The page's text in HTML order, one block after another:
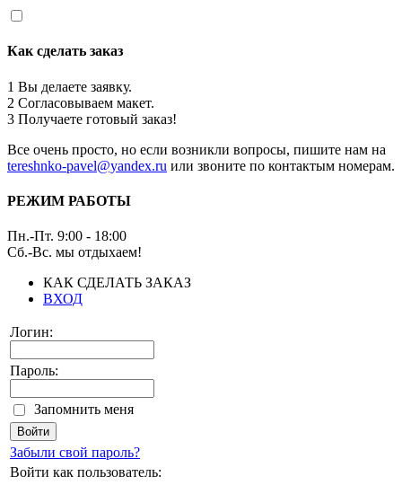
Как сделать заказ
1 Вы делаете заявку.
2 Согласовываем макет.
3 Получаете готовый заказ!
Все очень просто, но если возникли вопросы, пишите нам на
tereshnko-pavel@yandex.ru или звоните по контактым номерам.
РЕЖИМ РАБОТЫ
Пн.-Пт. 9:00 - 18:00
Сб.-Вс. мы отдыхаем!
КАК СДЕЛАТЬ ЗАКАЗ
ВХОД
Логин:
Пароль:
Запомнить меня
Забыли свой пароль?
Войти как пользователь: